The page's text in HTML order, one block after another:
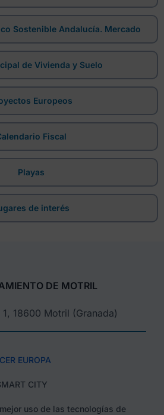
Sostenible Andalucía. Mercado
de Vivienda y Suelo
Europeos
Fiscal
Playas
de interés
DE MOTRIL
18600 Motril (Granada)​
EUROPA
CITY
uso de las tecnologías de